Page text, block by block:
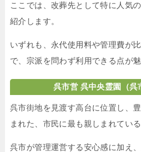
ここでは、改葬先として特に人気
紹介します。
いずれも、永代使用料や管理費が
で、宗派を問わず利用できる点が魅
呉市営 呉中央霊園（呉
呉市街地を見渡す高台に位置し、
まれた、市民に最も親しまれてい
呉市が管理運営する安心感に加え